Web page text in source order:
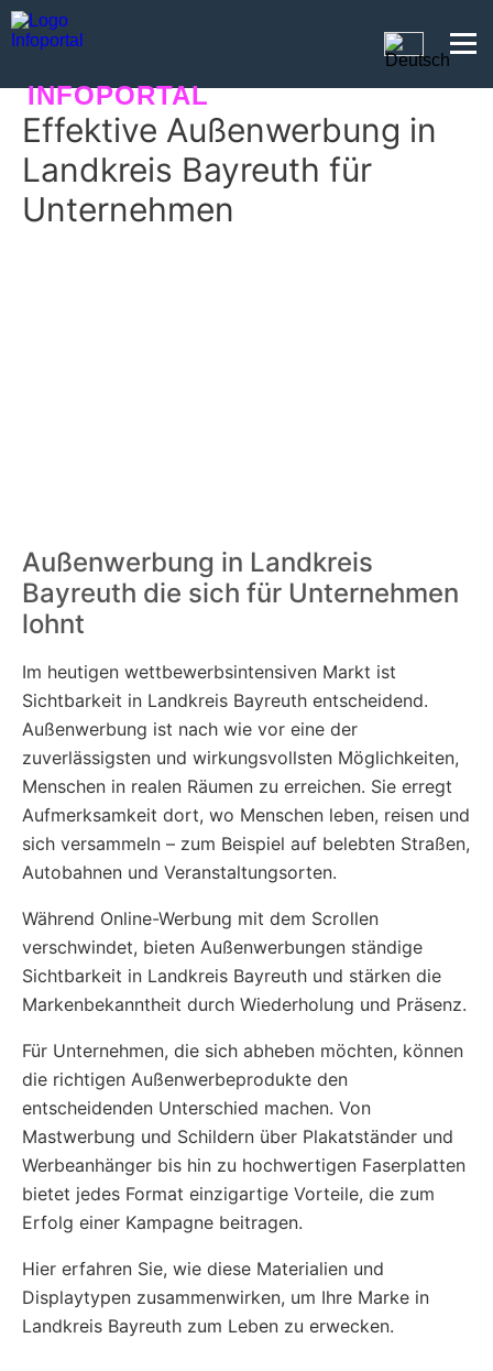
INFOPORTAL
SEORANKO
Effektive Außenwerbung in
Landkreis Bayreuth für
Unternehmen
Außenwerbung in Landkreis
Bayreuth die sich für Unternehmen
lohnt
Im heutigen wettbewerbsintensiven Markt ist
Sichtbarkeit in Landkreis Bayreuth entscheidend.
Außenwerbung ist nach wie vor eine der
zuverlässigsten und wirkungsvollsten Möglichkeiten,
Menschen in realen Räumen zu erreichen. Sie erregt
Aufmerksamkeit dort, wo Menschen leben, reisen und
sich versammeln – zum Beispiel auf belebten Straßen,
Autobahnen und Veranstaltungsorten.
Während Online-Werbung mit dem Scrollen
verschwindet, bieten Außenwerbungen ständige
Sichtbarkeit in Landkreis Bayreuth und stärken die
Markenbekanntheit durch Wiederholung und Präsenz.
Für Unternehmen, die sich abheben möchten, können
die richtigen Außenwerbeprodukte den
entscheidenden Unterschied machen. Von
Mastwerbung und Schildern über Plakatständer und
Werbeanhänger bis hin zu hochwertigen Faserplatten
bietet jedes Format einzigartige Vorteile, die zum
Erfolg einer Kampagne beitragen.
Hier erfahren Sie, wie diese Materialien und
Displaytypen zusammenwirken, um Ihre Marke in
Landkreis Bayreuth zum Leben zu erwecken.